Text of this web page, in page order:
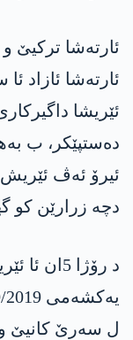
ئارته‌شا تركیێ
ئێریشا
ده‌ستپێكر، ب
دچه‌ زرارێن كو
د رۆژا
ل سه‌رێ كانیێ